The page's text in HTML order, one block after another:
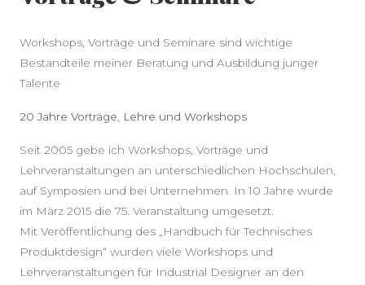
Workshops, Vorträge und Seminare sind wichtige
Bestandteile meiner Beratung und Ausbildung junger
Talente
20 Jahre Vorträge, Lehre und Workshops
Seit 2005 gebe ich Workshops, Vorträge und
Lehrveranstaltungen an unterschiedlichen Hochschulen,
auf Symposien und bei Unternehmen. In 10 Jahre wurde
im März 2015 die 75. Veranstaltung umgesetzt.
Mit Veröffentlichung des „Handbuch für Technisches
Produktdesign“ wurden viele Workshops und
Lehrveranstaltungen für Industrial Designer an den